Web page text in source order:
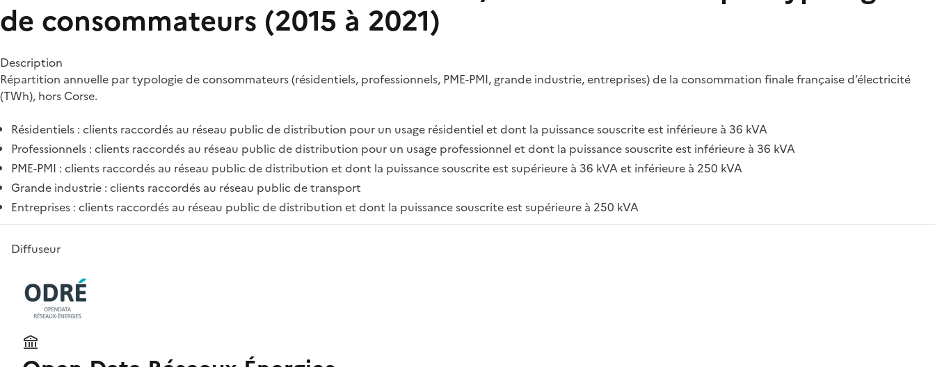
de consommateurs (2015 à 2021)
Description
Répartition annuelle par typologie de consommateurs (résidentiels, professionnels, PME-PMI, grande industrie, entreprises) de la consommation finale française d’électricité
(TWh), hors Corse.
Résidentiels : clients raccordés au réseau public de distribution pour un usage résidentiel et dont la puissance souscrite est inférieure à 36 kVA
Professionnels : clients raccordés au réseau public de distribution pour un usage professionnel et dont la puissance souscrite est inférieure à 36 kVA
PME-PMI : clients raccordés au réseau public de distribution et dont la puissance souscrite est supérieure à 36 kVA et inférieure à 250 kVA
Grande industrie : clients raccordés au réseau public de transport
Entreprises : clients raccordés au réseau public de distribution et dont la puissance souscrite est supérieure à 250 kVA
Diffuseur